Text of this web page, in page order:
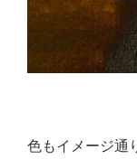
色もイメージ通